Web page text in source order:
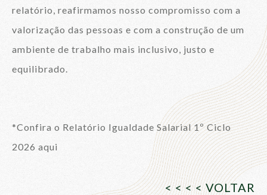
relatório, reafirmamos nosso compromisso com a
valorização das pessoas e com a construção de um
ambiente de trabalho mais inclusivo, justo e
equilibrado.
*Confira o Relatório Igualdade Salarial 1º Ciclo
2026 aqui
< < < < VOLTAR